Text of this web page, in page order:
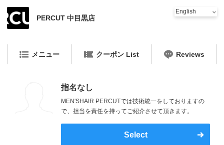
PERCUT 中目黒店
メニュー クーポン List Reviews
指名なし
MEN'SHAIR PERCUTでは技術統一をしておりますの
で、担当を責任を持ってご紹介させて頂きます。
Select